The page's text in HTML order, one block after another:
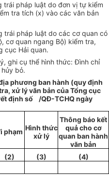
trái pháp luật do đơn vị tự kiểm
tra tích (x) vào các văn bản
trái pháp luật do các cơ quan có
cơ quan ngang Bộ) kiểm tra,
cục Hải quan.
ghi cụ thể hình thức: Đình chỉ
hủy bỏ.
phương ban hành (quy định
xử lý văn bản của Tổng cục
định số /QĐ-TCHQ ngày
phạm Hình thức
xử lý
Thông báo kết
quả cho cơ
quan ban hành
văn bản
(2) (3) (4)